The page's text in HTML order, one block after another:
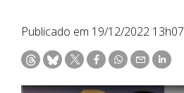
Publicado em 19/12/2022 13h07